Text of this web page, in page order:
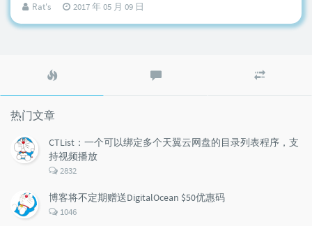
Rat's 2017 年 05 月 09 日
文
评
文
热门文章
CTList：一个可以绑定多个天翼云网盘的目录列表程序，支
持视频播放
评
数：
2832
博客将不定期赠送DigitalOcean $50优惠码
评
1046